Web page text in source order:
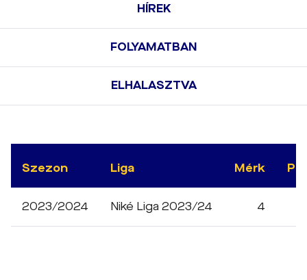
HÍREK
FOLYAMATBAN
ELHALASZTVA
Szezon Liga Mérk
2023/2024 Niké Liga 2023/24 4